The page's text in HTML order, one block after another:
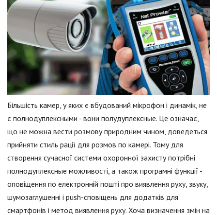
Більшість камер, у яких є вбудований мікрофон і динамік, не
є полнодуплексными - вони полудуплексные. Це означає,
що не можна вести розмову природним чином, доведеться
прийняти стиль рації для розмов по камері. Тому для
створення сучасної системи охоронної захисту потрібні
полнодуплексные можливості, а також програмні функції -
оповіщення по електронній пошті про виявлення руху, звуку,
шумозаглушенні і push-сповіщень для додатків для
смартфонів і метод виявлення руху. Хоча визначення змін на